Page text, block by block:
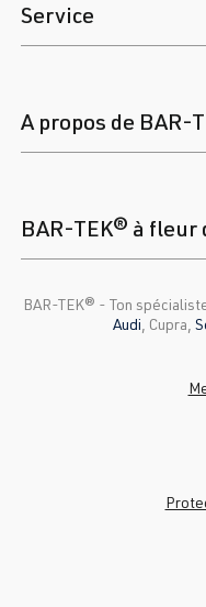
Service
A propos de BAR-
BAR-TEK® à fleur
BAR-TEK®️ - Ton
Audi , Cupra,